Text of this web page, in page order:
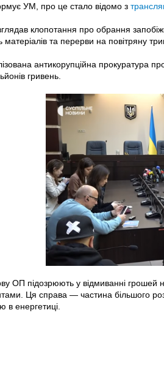
УМ, про це стало відомо з
клопотання про обрання
матеріалів та перерви на повітряну
антикорупційна прокуратура
гривень.
ОП підозрюють у відмиванні грошей
Ця справа — частина більшого
в енергетиці.